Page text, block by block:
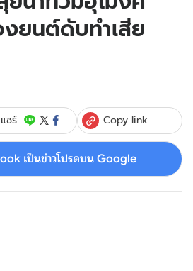
งยนต์ดับทำเสีย
แชร์ Copy link
เป็นข่าวโปรดบน Google